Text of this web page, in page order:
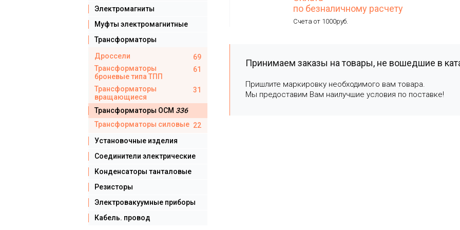
по безналичному расчету
Счета от 1000руб.
Принимаем заказы на товары, не вошедшие в
Пришлите маркировку необходимого вам товара.
Мы предоставим Вам наилучшие условия по поставке!
Электромагниты
Муфты электромагнитные
Трансформаторы
Дроссели
69
Трансформаторы
броневые типа ТПП
61
Трансформаторы
вращающиеся
31
Трансформаторы ОСМ 336
Трансформаторы силовые 22
Установочные изделия
Соединители электрические
Конденсаторы танталовые
Резисторы
Электровакуумные приборы
Кабель. провод